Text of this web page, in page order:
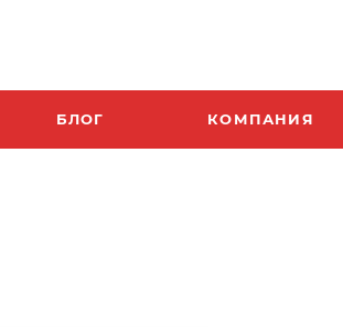
БЛОГ КОМПАНИЯ